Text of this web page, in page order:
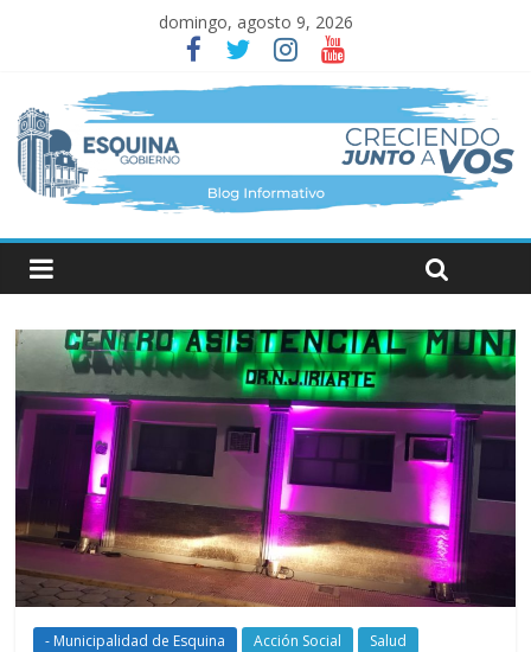
domingo, agosto 9, 2026
- Municipalidad de Esquina Acción Social Salud